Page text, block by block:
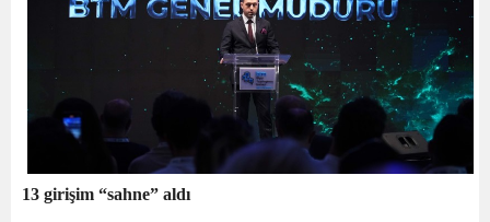
13 girişim “sahne” aldı